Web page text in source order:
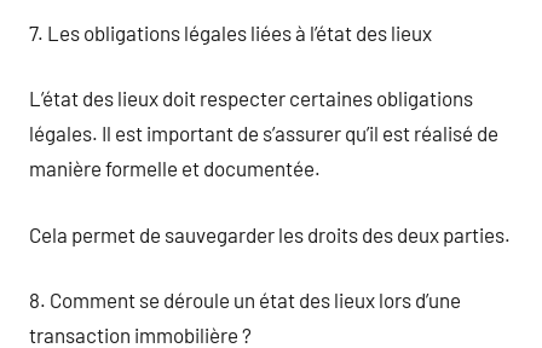
7. Les obligations légales liées à l’état des lieux
L’état des lieux doit respecter certaines obligations
légales. Il est important de s’assurer qu’il est réalisé de
manière formelle et documentée.
Cela permet de sauvegarder les droits des deux parties.
8. Comment se déroule un état des lieux lors d’une
transaction immobilière ?